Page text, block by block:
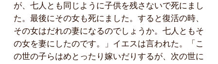
が、七人とも同じように子供を残さないで死にまし
た。最後にその女も死にました。すると復活の時、
その女はだれの妻になるのでしょうか。七人ともそ
の女を妻にしたのです。」イエスは言われた。「こ
の世の子らはめとったり嫁いだりするが、次の世に